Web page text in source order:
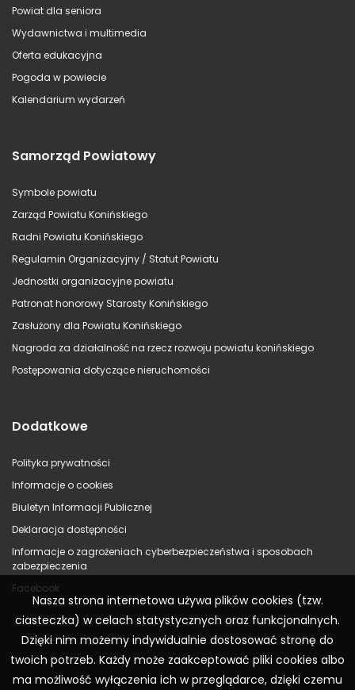
Powiat dla seniora
Wydawnictwa i multimedia
Oferta edukacyjna
Pogoda w powiecie
Kalendarium wydarzeń
Samorząd Powiatowy
Symbole powiatu
Zarząd Powiatu Konińskiego
Radni Powiatu Konińskiego
Regulamin Organizacyjny / Statut Powiatu
Jednostki organizacyjne powiatu
Patronat honorowy Starosty Konińskiego
Zasłużony dla Powiatu Konińskiego
Nagroda za działalność na rzecz rozwoju powiatu konińskiego
Postępowania dotyczące nieruchomości
Dodatkowe
Polityka prywatności
Informacje o cookies
Biuletyn Informacji Publicznej
Deklaracja dostępności
Informacje o zagrożeniach cyberbezpieczeństwa i sposobach
zabezpieczenia
Facebook
Nasza strona internetowa używa plików cookies (tzw.
ciasteczka) w celach statystycznych oraz funkcjonalnych.
Dzięki nim możemy indywidualnie dostosować stronę do
twoich potrzeb. Każdy może zaakceptować pliki cookies albo
ma możliwość wyłączenia ich w przeglądarce, dzięki czemu